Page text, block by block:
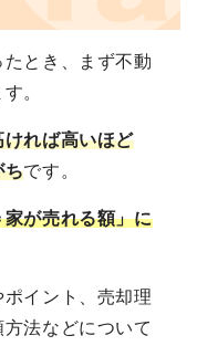
とき、まず不動
。
ければ高いほど
ちです。
が売れる額」に
イント、売却理
法などについて